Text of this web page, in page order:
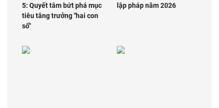
5: Quyết tâm bứt phá mục
tiêu tăng trưởng "hai con
số"
lập pháp năm 2026